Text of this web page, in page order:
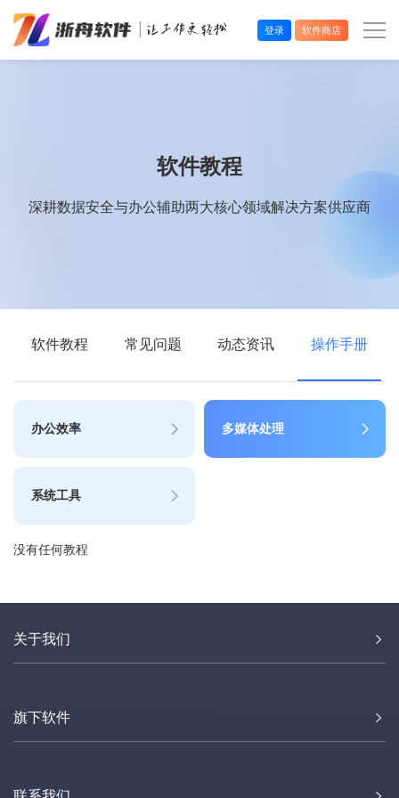
登录 软件商店
软件教程
深耕数据安全与办公辅助两大核心领域解决方案供应商
软件教程 常见问题 动态资讯 操作手册
办公效率 多媒体处理
系统工具
没有任何教程
关于我们
旗下软件